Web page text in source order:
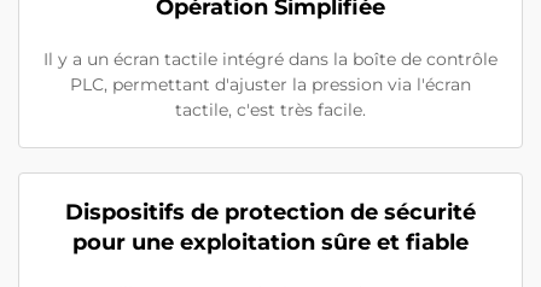
Opération Simplifiée
Il y a un écran tactile intégré dans la boîte de contrôle
PLC, permettant d'ajuster la pression via l'écran
tactile, c'est très facile.
Dispositifs de protection de sécurité
pour une exploitation sûre et fiable